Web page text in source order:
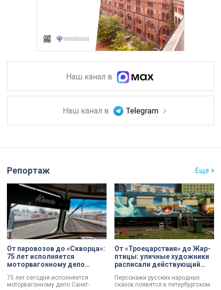
Наш канал в
Наш канал в
Репортаж Ещё
От паровозов до «Скворца»:
75 лет исполняется
моторвагонному депо
Финляндский
75 лет сегодня исполняется
моторвагонному депо Санкт-
От «Троецарствия» до Жар-
птицы: уличные художники
расписали действующий
Персонажи русских народных
сказок появятся в петербургском